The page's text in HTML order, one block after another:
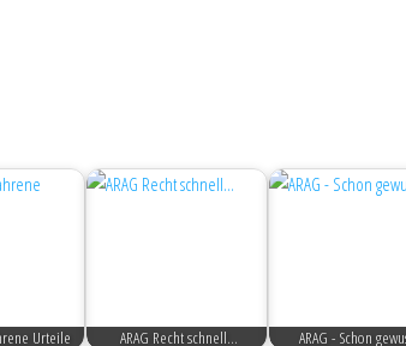
Urteile ARAG Recht schnell... ARAG - Schon